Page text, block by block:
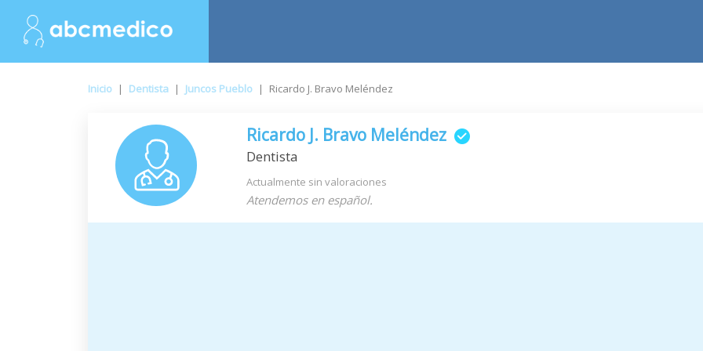
Inicio | Dentista | Juncos Pueblo | Ricardo J. Bravo Meléndez
Ricardo J. Bravo Meléndez
Dentista
Actualmente sin valoraciones
Atendemos en español.